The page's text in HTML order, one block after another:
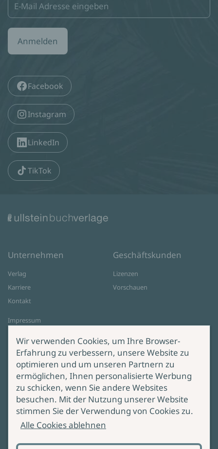
Anmelden
Facebook
Instagram
LinkedIn
TikTok
Unternehmen
Verlag
Karriere
Kontakt
Impressum
Cookie-Einstellungen
AGB Online Shop
Geschäftskunden
Lizenzen
Vorschauen
Service
Lieferung & Versand
Produktsicherheit
Bei Fragen zur Produktsicherheit
wenden Sie sich bitte an
Wir verwenden Cookies, um Ihre Browser-
Erfahrung zu verbessern, unsere Website zu
optimieren und um unseren Partnern zu
ermöglichen, Ihnen personalisierte Werbung
zu schicken, wenn Sie andere Websites
besuchen. Mit der Nutzung unserer Website
stimmen Sie der Verwendung von Cookies zu.
Alle Cookies ablehnen